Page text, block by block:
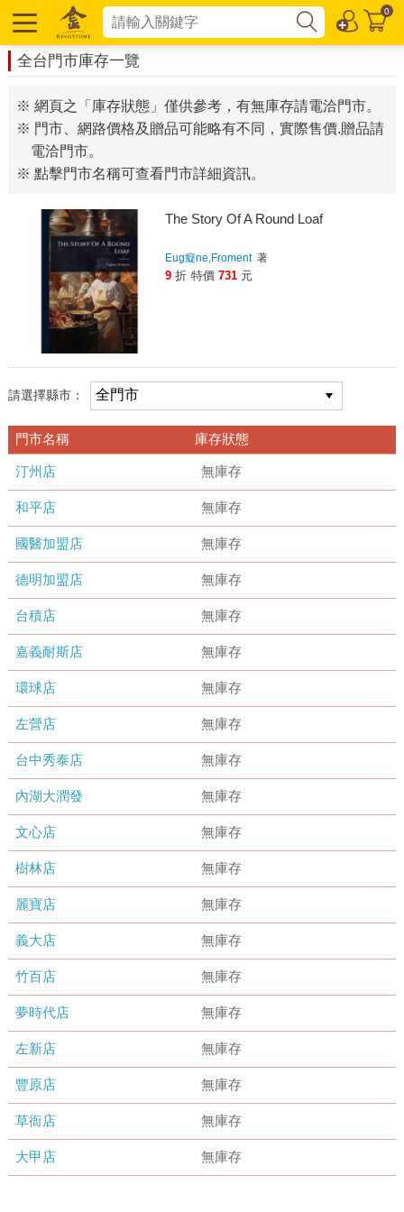
0
全台門市庫存一覽
※ 網頁之「庫存狀態」僅供參考，有無庫存請電洽門市。
※ 門市、網路價格及贈品可能略有不同，實際售價.贈品請
電洽門市。
※ 點擊門市名稱可查看門市詳細資訊。
The Story Of A Round Loaf
Eug癡ne,Froment 著
9 折 特價 731 元
請選擇縣市：
門市名稱 庫存狀態
汀州店 無庫存
和平店 無庫存
國醫加盟店 無庫存
德明加盟店 無庫存
台積店 無庫存
嘉義耐斯店 無庫存
環球店 無庫存
左營店 無庫存
台中秀泰店 無庫存
內湖大潤發 無庫存
文心店 無庫存
樹林店 無庫存
麗寶店 無庫存
義大店 無庫存
竹百店 無庫存
夢時代店 無庫存
左新店 無庫存
豐原店 無庫存
草衙店 無庫存
大甲店 無庫存